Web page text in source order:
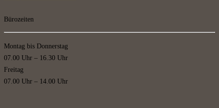
Bürozeiten
Montag bis Donnerstag
07.00 Uhr – 16.30 Uhr
Freitag
07.00 Uhr – 14.00 Uhr